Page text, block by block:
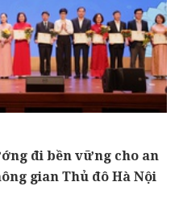
đi bền vững cho an
gian Thủ đô Hà Nội